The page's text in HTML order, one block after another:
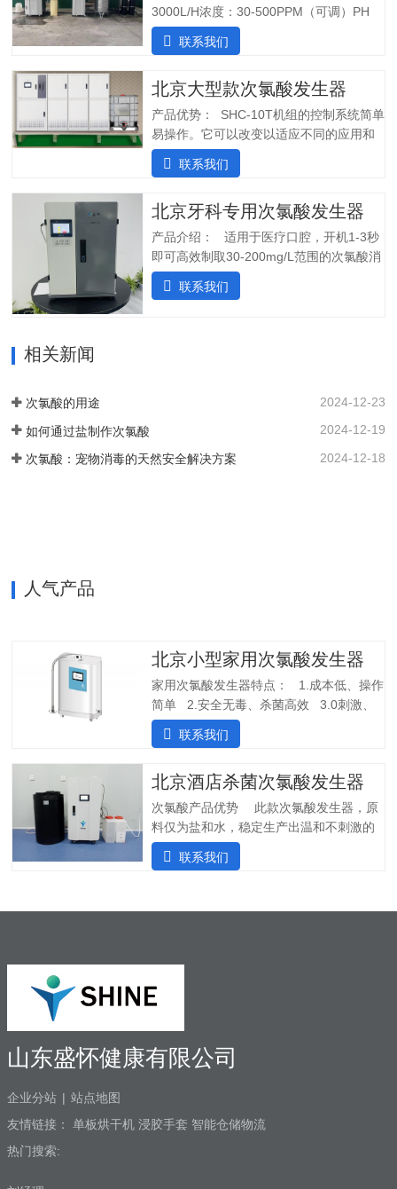
3000L/H浓度：30-500PPM（可调）PH
值：5.0-6.5纯水系统酸水最大功率：
7200W纯水最大功率：1800W输入电压：
装完毕二、产品特点：1.自主研发：可满
足客户个性化定制需求；2.高度集成系
统：前置水预处理系统搭配RO反渗透系
统，一体化集成;3.PLC控制:在线显示浓
度、ph值、氧化还原电位ORP等指标;4.安
操作简单:操作界面简单清晰，无需培训；
守，远程操作，实时显示；三、产品使用
场景：…
联系我们
北京大型款次氯酸发生器
产品优势： SHC-10T机组的控制系统简单
易操作。它可以改变以适应不同的应用和
条件。液压部分安装了一个流量控制器，
用于在供水中断时关闭SHINE装置，并在
确保在任何给定时间提供所需的剂量。外
壳由非腐蚀性材料制成。管子和连接器采
用进口氟胶管，对腐蚀性溶液具有很强的
抵抗力。所有输入和输出连接器都位于外
壳的侧面，以便方便地放置设备。带有电
联系我们
北京牙科专用次氯酸发生器
产品介绍： 适用于医疗口腔，开机1-3秒
即可高效制取30-200mg/L范围的次氯酸消
毒水；使用口腔水路消毒一体机生成的微
酸性电解次氯酸水，作为口腔治疗台的牙
消毒问题。各地市的使用标准：解决方案
以及使用场景：1. 一机多用，解决牙椅水
联系我们
相关新闻
次氯酸的用途 2024-12-23
如何通过盐制作次氯酸 2024-12-19
次氯酸：宠物消毒的天然安全解决方案 2024-12-18
人气产品
北京小型家用次氯酸发生器
家用次氯酸发生器特点： 1.成本低、操作
简单 2.安全无毒、杀菌高效 3.0刺激、
几乎无味应用场景：产品参数：产品型
号：SHC-180尺寸：365*260*120mm重
置）电压：100V-200V 50/60Hz水压范
围：0.1Mpa～0.7Pma电解液桶容量：
100ml有效氯浓度：20-100ppm电解槽寿
命：10000h操作简单，即使用，开机1-3
秒即可产生高品质次氯酸盐消毒剂
联系我们
北京酒店杀菌次氯酸发生器
次氯酸产品优势 此款次氯酸发生器，原
料仅为盐和水，稳定生产出温和不刺激的
次氯酸水，通过30多项检测合格，是酒店
行业消毒杀菌、除臭的必备设备。1)成本
10000小时；5）售后无忧：可市场培训以
及技术支持。6）高度集成：内置纯水机，
直接可接自来水。应用范围 次氯酸10-
橘，大肠杆菌，金黄色葡萄菌，MRSA等
联系我们
山东盛怀健康有限公司
企业分站 | 站点地图
友情链接： 单板烘干机 浸胶手套 智能仓储物流
热门搜索: